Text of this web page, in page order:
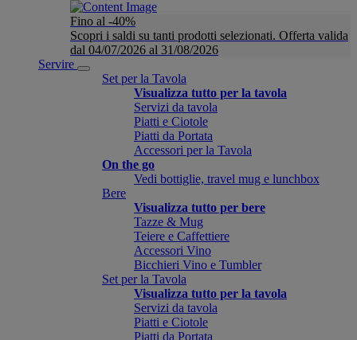
Fino al -40%
Scopri i saldi su tanti prodotti selezionati. Offerta valida
dal 04/07/2026 al 31/08/2026
Servire
Set per la Tavola
Visualizza tutto per la tavola
Servizi da tavola
Piatti e Ciotole
Piatti da Portata
Accessori per la Tavola
On the go
Vedi bottiglie, travel mug e lunchbox
Bere
Visualizza tutto per bere
Tazze & Mug
Teiere e Caffettiere
Accessori Vino
Bicchieri Vino e Tumbler
Set per la Tavola
Visualizza tutto per la tavola
Servizi da tavola
Piatti e Ciotole
Piatti da Portata